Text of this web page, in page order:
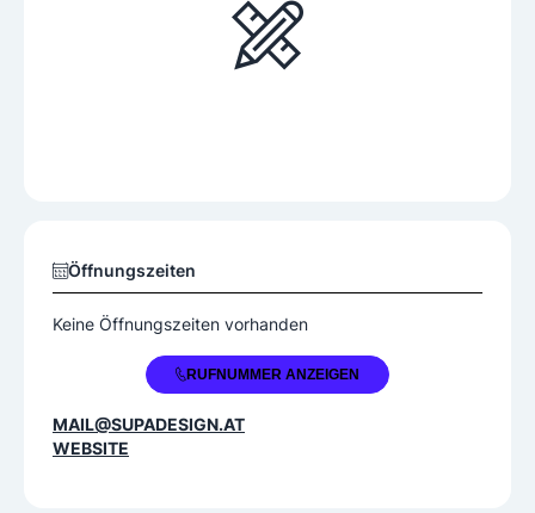
Öffnungszeiten
Keine Öffnungszeiten vorhanden
+43 660 4766850RUFNUMMER ANZEIGEN
MAIL@SUPADESIGN.AT
WEBSITE